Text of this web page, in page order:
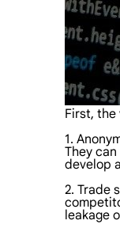
First, the
1.
They
develop
2. Trade
leakage